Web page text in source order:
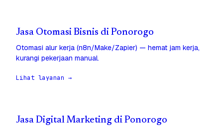
Jasa Otomasi Bisnis di Ponorogo
Otomasi alur kerja (n8n/Make/Zapier) — hemat jam kerja,
kurangi pekerjaan manual.
Lihat layanan →
Jasa Digital Marketing di Ponorogo